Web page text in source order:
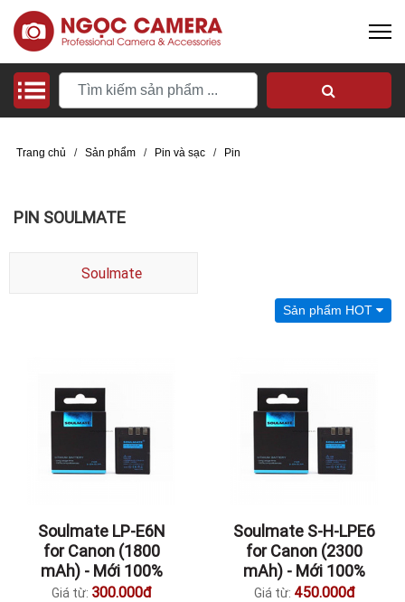
Trang chủ / Sản phẩm / Pin và sạc / Pin
PIN SOULMATE
Soulmate
Sản phẩm HOT
Soulmate LP-E6N
for Canon (1800
mAh) - Mới 100%
Giá từ: 300.000đ
Soulmate S-H-LPE6
for Canon (2300
mAh) - Mới 100%
Giá từ: 450.000đ